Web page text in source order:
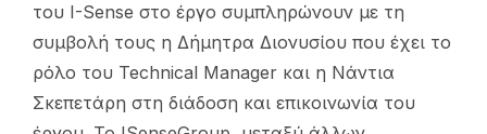
του I-Sense στο έργο συμπληρώνουν με τη
συμβολή τους η Δήμητρα Διονυσίου που έχει το
ρόλο του Technical Manager και η Νάντια
Σκεπετάρη στη διάδοση και επικοινωνία του